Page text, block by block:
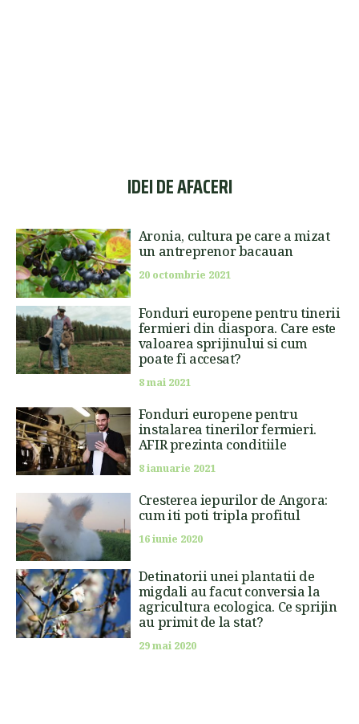
IDEI DE AFACERI
Aronia, cultura pe care a mizat
un antreprenor bacauan
20 octombrie 2021
Fonduri europene pentru tinerii
fermieri din diaspora. Care este
valoarea sprijinului si cum
poate fi accesat?
8 mai 2021
Fonduri europene pentru
instalarea tinerilor fermieri.
AFIR prezinta conditiile
8 ianuarie 2021
Cresterea iepurilor de Angora:
cum iti poti tripla profitul
16 iunie 2020
Detinatorii unei plantatii de
migdali au facut conversia la
agricultura ecologica. Ce sprijin
au primit de la stat?
29 mai 2020